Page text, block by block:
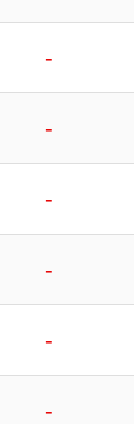
-
-
-
-
-
-